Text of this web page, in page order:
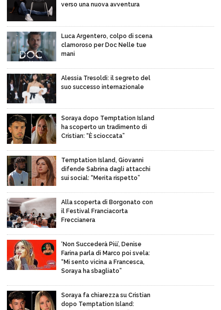
verso una nuova avventura
Luca Argentero, colpo di scena
clamoroso per Doc Nelle tue
mani
Alessia Tresoldi: il segreto del
suo successo internazionale
Soraya dopo Temptation Island
ha scoperto un tradimento di
Cristian: “È scioccata”
Temptation Island, Giovanni
difende Sabrina dagli attacchi
sui social: “Merita rispetto”
Alla scoperta di Borgonato con
il Festival Franciacorta
Freccianera
‘Non Succederà Più’, Denise
Farina parla di Marco poi svela:
“Mi sento vicina a Francesca,
Soraya ha sbagliato”
Soraya fa chiarezza su Cristian
dopo Temptation Island: